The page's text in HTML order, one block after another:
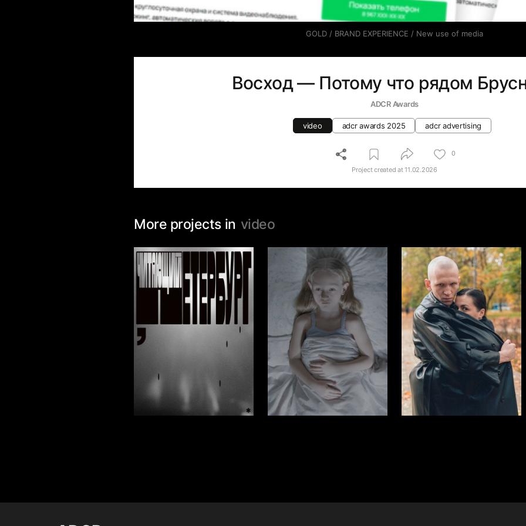
GOLD / BRAND EXPERIENCE / New use of media
Восход — Потому что рядом
ADCR Awards
video adcr awards 2025 adcr advertising
0
Project created at11.02.2026
More projects in video
Alevtina Yakovleva Veronika Solovyeva 21 Veronika Solovyeva